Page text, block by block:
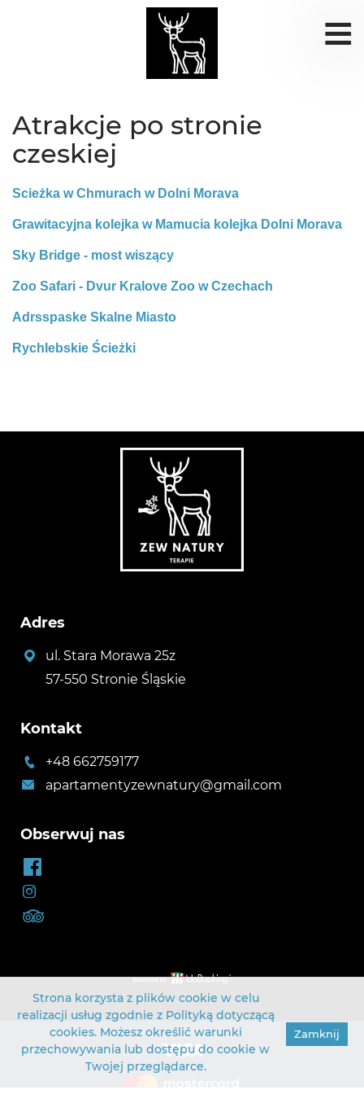
Atrakcje po stronie
czeskiej
Scieżka w Chmurach w Dolni Morava
Grawitacyjna kolejka w Mamucia kolejka Dolni Morava
Sky Bridge - most wiszący
Zoo Safari - Dvur Kralove Zoo w Czechach
Adrsspaske Skalne Miasto
Rychlebskie Ścieżki
Adres
ul. Stara Morawa 25z
57-550 Stronie Śląskie
Kontakt
+48 662759177
apartamentyzewnatury@gmail.com
Obserwuj nas
Strona korzysta z plików cookie w celu
realizacji usług zgodnie z Polityką dotyczącą
cookies. Możesz określić warunki
przechowywania lub dostępu do cookie w
Twojej przeglądarce.
Zamknij